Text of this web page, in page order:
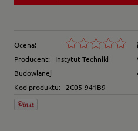
Ocena:
Producent:
Instytut Techniki
Budowlanej
Kod produktu:
2C05-941B9